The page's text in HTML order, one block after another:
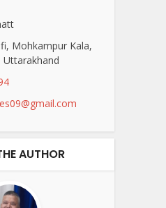
Mohkampur Kala,
Uttarakhand
AUTHOR